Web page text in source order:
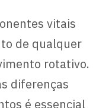
vitais
de qualquer
rotativo.
diferenças
é essencial